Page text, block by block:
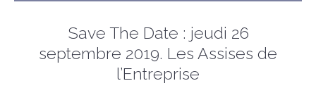
Save The Date : jeudi 26
septembre 2019. Les Assises de
l’Entreprise